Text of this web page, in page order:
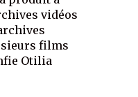
vidéos
films
Otilia